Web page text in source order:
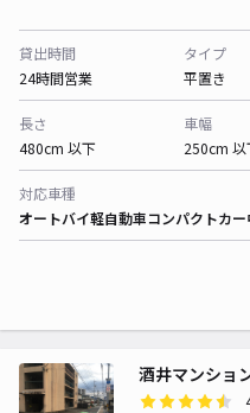
貸出時間
24時間営業
タイプ
平置き
長さ
480cm 以下
車幅
250cm 以
対応車種
オートバイ軽自動車コンパクトカー
酒井マンショ